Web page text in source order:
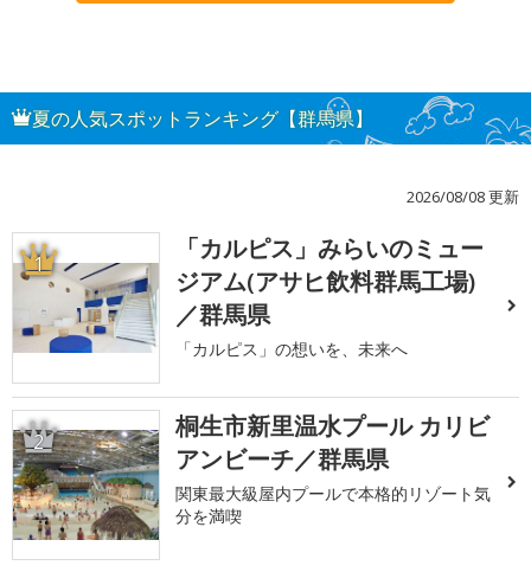
夏の人気スポットランキング【群馬県】
2026/08/08 更新
1
「カルピス」みらいのミュー
ジアム(アサヒ飲料群馬工場)
／群馬県
「カルピス」の想いを、未来へ
2
桐生市新里温水プール カリビ
アンビーチ／群馬県
関東最大級屋内プールで本格的リゾート気
分を満喫